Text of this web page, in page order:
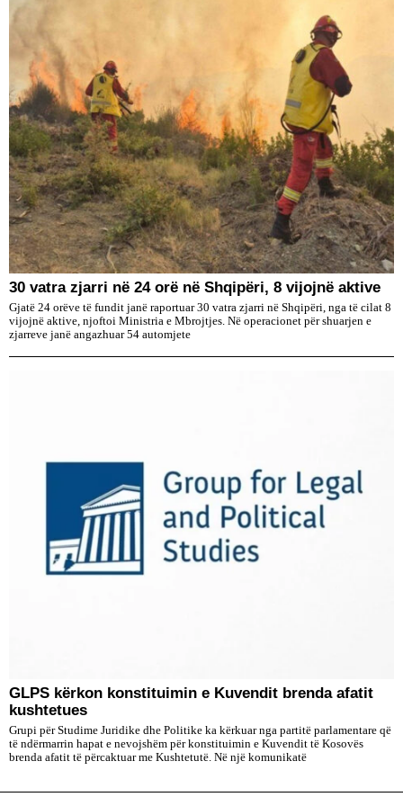
30 vatra zjarri në 24 orë në Shqipëri, 8 vijojnë aktive
Gjatë 24 orëve të fundit janë raportuar 30 vatra zjarri në Shqipëri, nga të cilat 8
vijojnë aktive, njoftoi Ministria e Mbrojtjes. Në operacionet për shuarjen e
zjarreve janë angazhuar 54 automjete
GLPS kërkon konstituimin e Kuvendit brenda afatit
kushtetues
Grupi për Studime Juridike dhe Politike ka kërkuar nga partitë parlamentare që
të ndërmarrin hapat e nevojshëm për konstituimin e Kuvendit të Kosovës
brenda afatit të përcaktuar me Kushtetutë. Në një komunikatë